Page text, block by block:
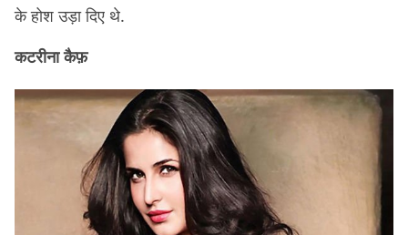
के होश उड़ा दिए थे.
कटरीना कैफ़